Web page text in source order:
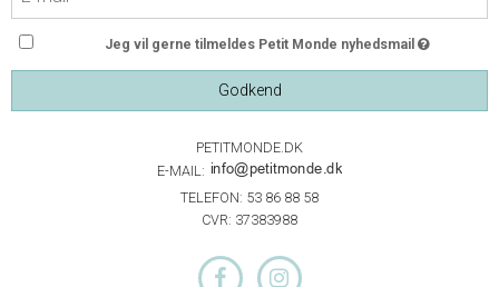
Jeg vil gerne tilmeldes Petit Monde nyhedsmail
Godkend
PETITMONDE.DK
E-MAIL:
TELEFON: 53 86 88 58
CVR: 37383988